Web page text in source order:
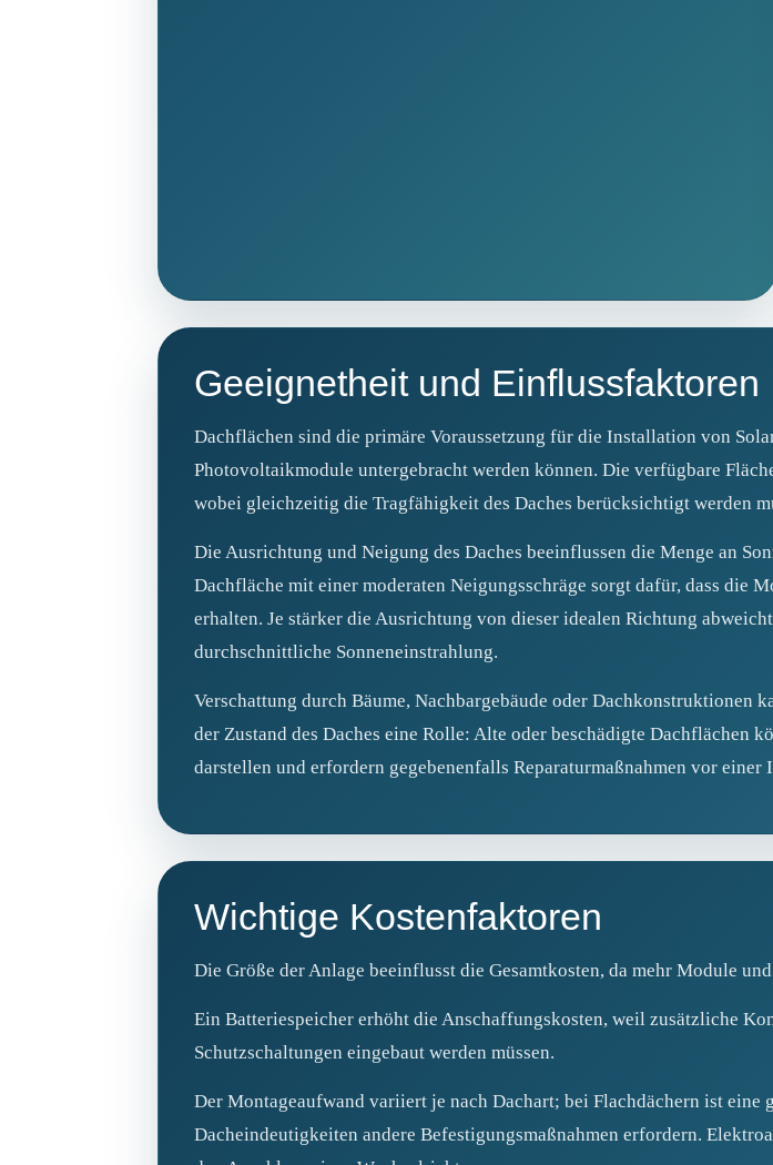
Geeignetheit und Einflussfaktoren
Dachflächen sind die primäre Voraussetzung für die Installation von
Photovoltaikmodule untergebracht werden können. Die verfügbare
wobei gleichzeitig die Tragfähigkeit des Daches berücksichtigt werden
Die Ausrichtung und Neigung des Daches beeinflussen die Menge an
Dachfläche mit einer moderaten Neigungsschräge sorgt dafür, dass die
erhalten. Je stärker die Ausrichtung von dieser idealen Richtung
durchschnittliche Sonneneinstrahlung.
Verschattung durch Bäume, Nachbargebäude oder
der Zustand des Daches eine Rolle: Alte oder beschädigte Dachflächen
darstellen und erfordern gegebenenfalls Reparaturmaßnahmen vor einer
Wichtige Kostenfaktoren
Die Größe der Anlage beeinflusst die Gesamtkosten, da mehr Module
Ein Batteriespeicher erhöht die Anschaffungskosten, weil zusätzliche
Schutzschaltungen eingebaut werden müssen.
Der Montageaufwand variiert je nach Dachart; bei Flachdächern ist eine
Dacheindeutigkeiten andere Befestigungsmaßnahmen erfordern.